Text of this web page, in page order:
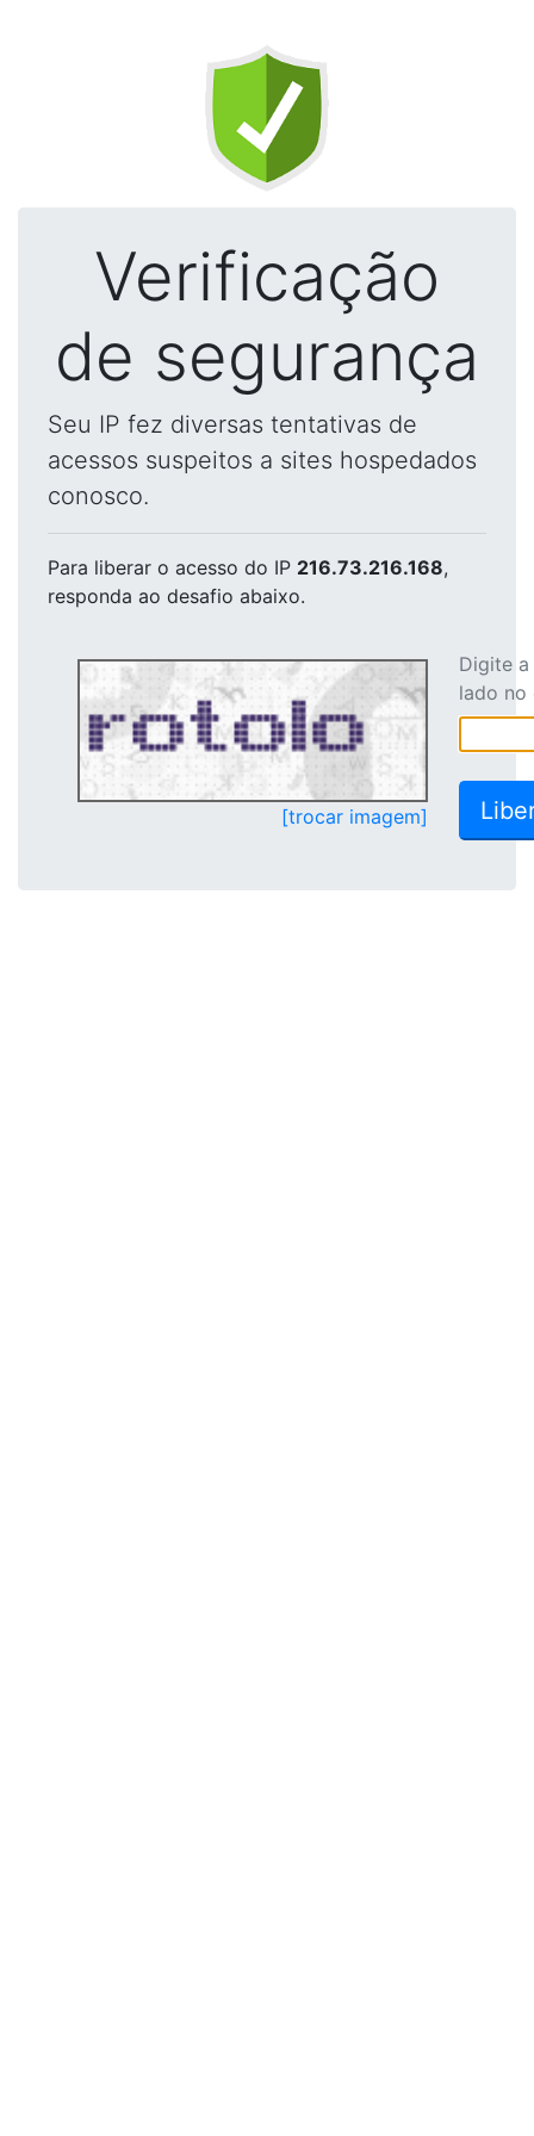
Verificação
de segurança
Seu IP fez diversas tentativas de
acessos suspeitos a sites hospedados
conosco.
Para liberar o acesso do IP 216.73.216.168,
responda ao desafio abaixo.
[trocar imagem]
Digite
lado no